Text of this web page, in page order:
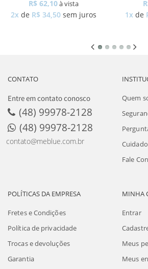
R$ 62,10à vista
2x de R$ 34,50 sem juros 1x de
CONTATO
Entre em contato conosco
(48) 99978-2128
(48) 99978-2128
contato@meblue.com.br
Quem
Fale
POLÍTICAS DA EMPRESA
Fretes e Condições
Política de privacidade
Trocas e devoluções
Garantia
MINHA
Entrar
Meus
Meus